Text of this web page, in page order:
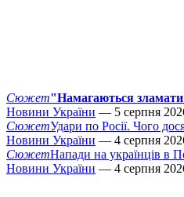
Сюжет"Намагаються зламати
Новини України — 5 серпня
СюжетУдари по Росії. Чого
Новини України — 4 серпня
СюжетНапади на українців в
Новини України — 4 серпня